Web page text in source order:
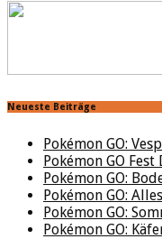
Neueste Beiträge
Pokémon GO:
Pokémon GO
Pokémon GO:
Pokémon GO:
Pokémon GO:
Pokémon GO: